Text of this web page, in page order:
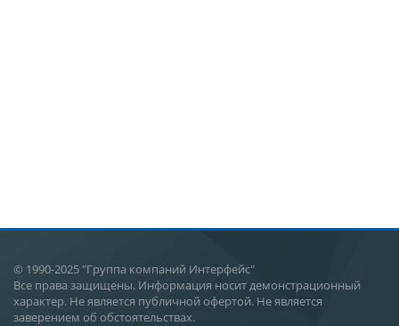
© 1990-2025 "Группа компаний Интерфейс"
Все права защищены. Информация носит демонстрационный
характер. Не является публичной офертой. Не является
заверением об обстоятельствах.